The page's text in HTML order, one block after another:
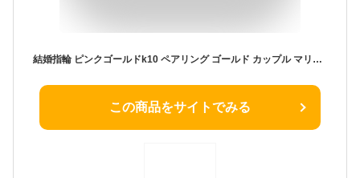
結婚指輪 ピンクゴールドk10 ペアリング ゴールド カップル マリッジリング ハワイアンジュエリー 2個セット V字 地金 k10 送料無料 人気 シンプル プレゼント 結婚式 記念日 誕生日 ブライダル ウエディング 普段使い
この商品をサイトでみる